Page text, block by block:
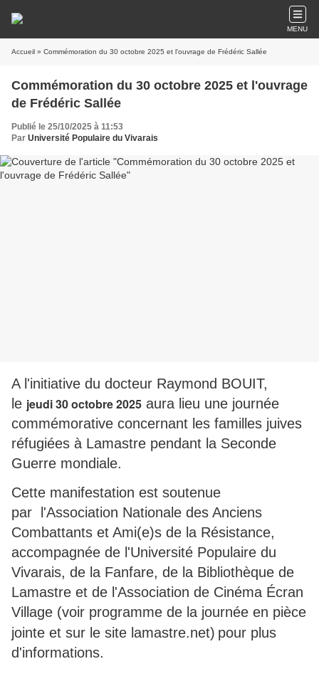
MENU
Accueil » Commémoration du 30 octobre 2025 et l'ouvrage de Frédéric Sallée
Commémoration du 30 octobre 2025 et l'ouvrage
de Frédéric Sallée
Publié le 25/10/2025 à 11:53
Par Université Populaire du Vivarais
A l'initiative du docteur Raymond BOUIT,
le jeudi 30 octobre 2025 aura lieu une journée
commémorative concernant les familles juives
réfugiées à Lamastre pendant la Seconde
Guerre mondiale.
Cette manifestation est soutenue
par l'Association Nationale des Anciens
Combattants et Ami(e)s de la Résistance,
accompagnée de l'Université Populaire du
Vivarais, de la Fanfare, de la Bibliothèque de
Lamastre et de l'Association de Cinéma Écran
Village (voir programme de la journée en pièce
jointe et sur le site lamastre.net) pour plus
d'informations.